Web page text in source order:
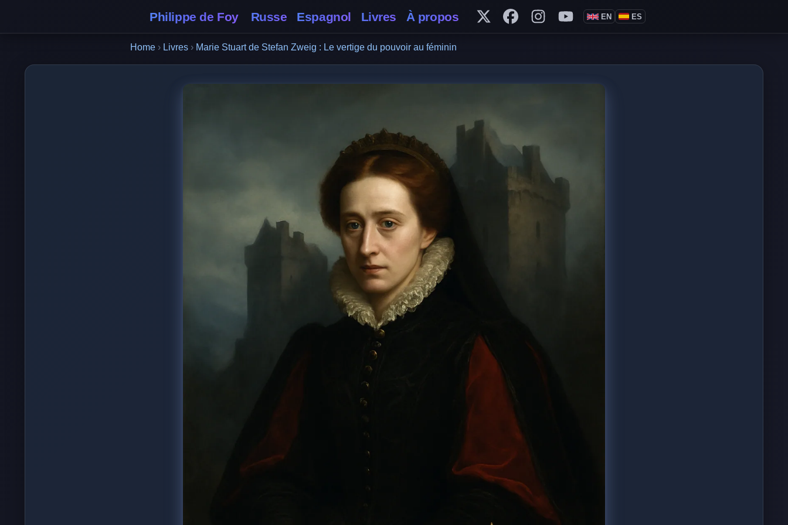
Philippe de Foy Russe Espagnol Livres À propos
Follow Philippe de Foy on X
Follow Philippe de Foy on Facebook
Follow Philippe de Foy on Instagram
Follow Philippe de Foy on YouTube
EN ES
Home › Livres › Marie Stuart de Stefan Zweig : Le vertige du pouvoir au féminin